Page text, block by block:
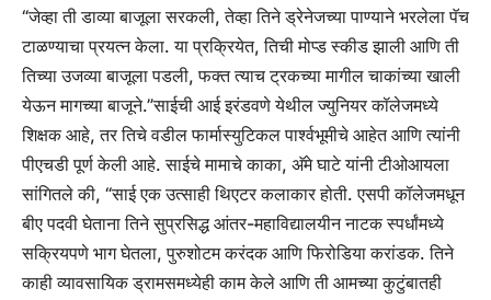
“जेव्हा ती डाव्या बाजूला सरकली, तेव्हा तिने ड्रेनेजच्या पाण्याने भरलेला पॅच
टाळण्याचा प्रयत्न केला. या प्रक्रियेत, तिची मोप्ड स्कीड झाली आणि ती
तिच्या उजव्या बाजूला पडली, फक्त त्याच ट्रकच्या मागील चाकांच्या खाली
येऊन मागच्या बाजूने.”साईची आई इरंडवणे येथील ज्युनियर कॉलेजमध्ये
शिक्षक आहे, तर तिचे वडील फार्मास्युटिकल पार्श्वभूमीचे आहेत आणि त्यांनी
पीएचडी पूर्ण केली आहे.साईचे मामाचे काका, अ‍ॅमे घाटे यांनी टीओआयला
सांगितले की, “साई एक उत्साही थिएटर कलाकार होती. एसपी कॉलेजमधून
बीए पदवी घेताना तिने सुप्रसिद्ध आंतर-महाविद्यालयीन नाटक स्पर्धांमध्ये
सक्रियपणे भाग घेतला, पुरुशोटम करंदक आणि फिरोडिया करांडक. तिने
काही व्यावसायिक ड्रामसमध्येही काम केले आणि ती आमच्या कुटुंबातही